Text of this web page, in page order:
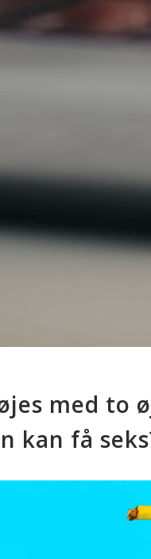
med to
kan få